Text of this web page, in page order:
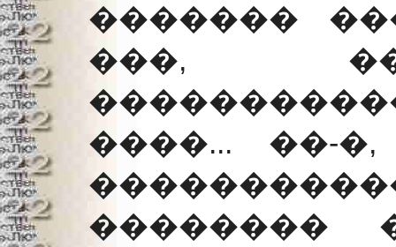
�������
���, ��
����... ��-
��������